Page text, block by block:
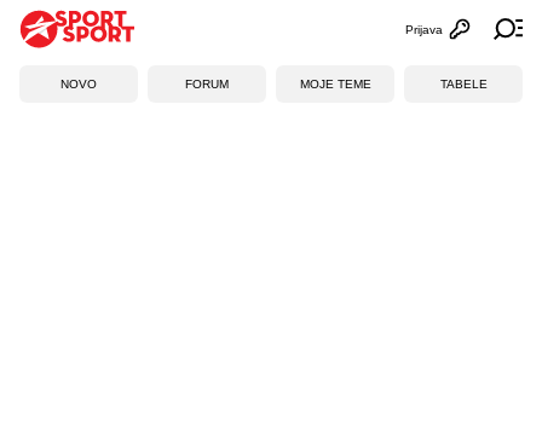
Otvori
Prijava
NOVO FORUM MOJE TEME TABELE